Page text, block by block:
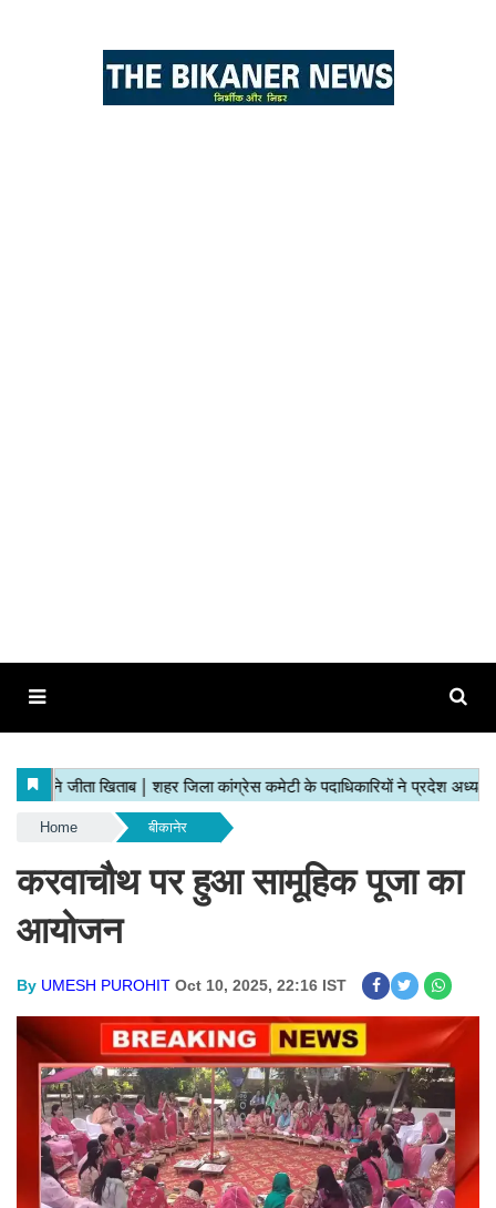
Home बीकानेर
करवाचौथ पर हुआ सामूहिक पूजा का
आयोजन
By UMESH PUROHIT Oct 10, 2025, 22:16 IST